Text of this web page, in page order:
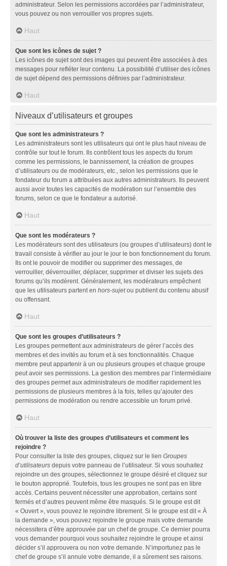
administrateur. Selon les permissions accordées par l’administrateur,
vous pouvez ou non verrouiller vos propres sujets.
Haut
Que sont les icônes de sujet ?
Les icônes de sujet sont des images qui peuvent être associées à des
messages pour refléter leur contenu. La possibilité d’utiliser des icônes
de sujet dépend des permissions définies par l’administrateur.
Haut
Niveaux d’utilisateurs et groupes
Que sont les administrateurs ?
Les administrateurs sont les utilisateurs qui ont le plus haut niveau de
contrôle sur tout le forum. Ils contrôlent tous les aspects du forum
comme les permissions, le bannissement, la création de groupes
d’utilisateurs ou de modérateurs, etc., selon les permissions que le
fondateur du forum a attribuées aux autres administrateurs. Ils peuvent
aussi avoir toutes les capacités de modération sur l’ensemble des
forums, selon ce que le fondateur a autorisé.
Haut
Que sont les modérateurs ?
Les modérateurs sont des utilisateurs (ou groupes d’utilisateurs) dont le
travail consiste à vérifier au jour le jour le bon fonctionnement du forum.
Ils ont le pouvoir de modifier ou supprimer des messages, de
verrouiller, déverrouiller, déplacer, supprimer et diviser les sujets des
forums qu’ils modèrent. Généralement, les modérateurs empêchent
que les utilisateurs partent en hors-sujetou publient du contenu abusif
ou offensant.
Haut
Que sont les groupes d’utilisateurs ?
Les groupes permettent aux administrateurs de gérer l’accès des
membres et des invités au forum et à ses fonctionnalités. Chaque
membre peut appartenir à un ou plusieurs groupes et chaque groupe
peut avoir ses permissions. La gestion des membres par l’intermédiaire
des groupes permet aux administrateurs de modifier rapidement les
permissions de plusieurs membres à la fois, telles qu’ajouter des
permissions de modération ou rendre accessible un forum privé.
Haut
Où trouver la liste des groupes d’utilisateurs et comment les
rejoindre ?
Pour consulter la liste des groupes, cliquez sur le lien Groupes
d’utilisateurs depuis votre panneau de l’utilisateur. Si vous souhaitez
rejoindre un des groupes, sélectionnez le groupe désiré et cliquez sur
le bouton approprié. Toutefois, tous les groupes ne sont pas en libre
accès. Certains peuvent nécessiter une approbation, certains sont
fermés et d’autres peuvent même être masqués. Si le groupe est dit
« Ouvert », vous pouvez le rejoindre librement. Si le groupe est dit « À
la demande », vous pouvez rejoindre le groupe mais votre demande
nécessitera d’être approuvée par un chef de groupe. Ce dernier pourra
vous demander pourquoi vous souhaitez rejoindre le groupe et ainsi
décider s’il approuvera ou non votre demande. N’importunez pas le
chef de groupe s’il annule votre demande, il a sûrement ses raisons.